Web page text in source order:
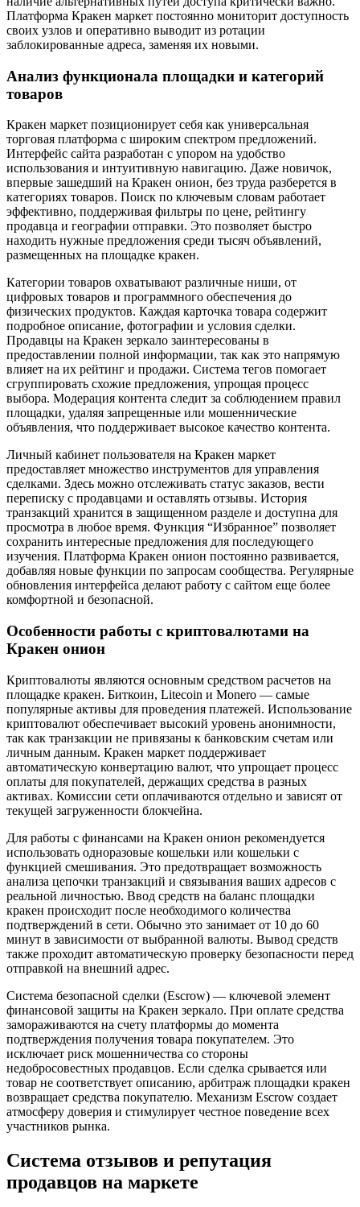
Платформа Кракен маркет постоянно мониторит доступность
своих узлов и оперативно выводит из ротации
заблокированные адреса, заменяя их новыми.
Анализ функционала площадки и категорий
товаров
Кракен маркет позиционирует себя как универсальная
торговая платформа с широким спектром предложений.
Интерфейс сайта разработан с упором на удобство
использования и интуитивную навигацию. Даже новичок,
впервые зашедший на Кракен онион, без труда разберется в
категориях товаров. Поиск по ключевым словам работает
эффективно, поддерживая фильтры по цене, рейтингу
продавца и географии отправки. Это позволяет быстро
находить нужные предложения среди тысяч объявлений,
размещенных на площадке кракен.
Категории товаров охватывают различные ниши, от
цифровых товаров и программного обеспечения до
физических продуктов. Каждая карточка товара содержит
подробное описание, фотографии и условия сделки.
Продавцы на Кракен зеркало заинтересованы в
предоставлении полной информации, так как это напрямую
влияет на их рейтинг и продажи. Система тегов помогает
сгруппировать схожие предложения, упрощая процесс
выбора. Модерация контента следит за соблюдением правил
площадки, удаляя запрещенные или мошеннические
объявления, что поддерживает высокое качество контента.
Личный кабинет пользователя на Кракен маркет
предоставляет множество инструментов для управления
сделками. Здесь можно отслеживать статус заказов, вести
переписку с продавцами и оставлять отзывы. История
транзакций хранится в защищенном разделе и доступна для
просмотра в любое время. Функция “Избранное” позволяет
сохранить интересные предложения для последующего
изучения. Платформа Кракен онион постоянно развивается,
добавляя новые функции по запросам сообщества. Регулярные
обновления интерфейса делают работу с сайтом еще более
комфортной и безопасной.
Особенности работы с криптовалютами на
Кракен онион
Криптовалюты являются основным средством расчетов на
площадке кракен. Биткоин, Litecoin и Monero — самые
популярные активы для проведения платежей. Использование
криптовалют обеспечивает высокий уровень анонимности,
так как транзакции не привязаны к банковским счетам или
личным данным. Кракен маркет поддерживает
автоматическую конвертацию валют, что упрощает процесс
оплаты для покупателей, держащих средства в разных
активах. Комиссии сети оплачиваются отдельно и зависят от
текущей загруженности блокчейна.
Для работы с финансами на Кракен онион рекомендуется
использовать одноразовые кошельки или кошельки с
функцией смешивания. Это предотвращает возможность
анализа цепочки транзакций и связывания ваших адресов с
реальной личностью. Ввод средств на баланс площадки
кракен происходит после необходимого количества
подтверждений в сети. Обычно это занимает от 10 до 60
минут в зависимости от выбранной валюты. Вывод средств
также проходит автоматическую проверку безопасности перед
отправкой на внешний адрес.
Система безопасной сделки (Escrow) — ключевой элемент
финансовой защиты на Кракен зеркало. При оплате средства
замораживаются на счету платформы до момента
подтверждения получения товара покупателем. Это
исключает риск мошенничества со стороны
недобросовестных продавцов. Если сделка срывается или
товар не соответствует описанию, арбитраж площадки кракен
возвращает средства покупателю. Механизм Escrow создает
атмосферу доверия и стимулирует честное поведение всех
участников рынка.
Система отзывов и репутация
продавцов на маркете